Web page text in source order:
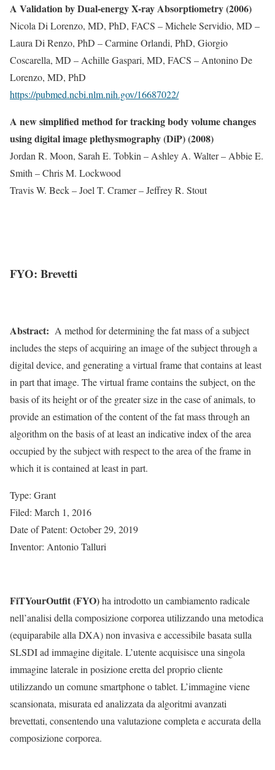
A Validation by Dual-energy X-ray Absorptiometry (2006)
Nicola Di Lorenzo, MD, PhD, FACS – Michele Servidio, MD –
Laura Di Renzo, PhD – Carmine Orlandi, PhD, Giorgio
Coscarella, MD – Achille Gaspari, MD, FACS – Antonino De
Lorenzo, MD, PhD
https://pubmed.ncbi.nlm.nih.gov/16687022/
A new simplified method for tracking body volume changes
using digital image plethysmography (DiP) (2008)
Jordan R. Moon, Sarah E. Tobkin – Ashley A. Walter – Abbie E.
Smith – Chris M. Lockwood
Travis W. Beck – Joel T. Cramer – Jeffrey R. Stout
FYO: Brevetti
Abstract: A method for determining the fatmass of a subject
includes the steps of acquiring an image of the subject through a
digital device, and generating a virtual frame that contains at least
in part that image. The virtual frame contains the subject, on the
basis of its height or of the greater size in the case of animals, to
provide an estimation of the content of the fat mass through an
algorithm on the basis of at least an indicative index of the area
occupied by the subject with respect to the area of the frame in
which it is contained at least in part.
Type: Grant
Filed: March 1, 2016
Date of Patent: October 29, 2019
Inventor: Antonio Talluri
FiTYourOutfit (FYO)ha introdotto un cambiamento radicale
nell’analisi della composizione corporea utilizzando una metodica
(equiparabile alla DXA) non invasiva e accessibile basata sulla
SLSDI ad immagine digitale. L’utente acquisisce una singola
immagine laterale in posizione eretta del proprio cliente
utilizzando un comune smartphone o tablet. L’immagine viene
scansionata, misurata ed analizzata da algoritmi avanzati
brevettati, consentendo una valutazione completa e accurata della
composizione corporea.